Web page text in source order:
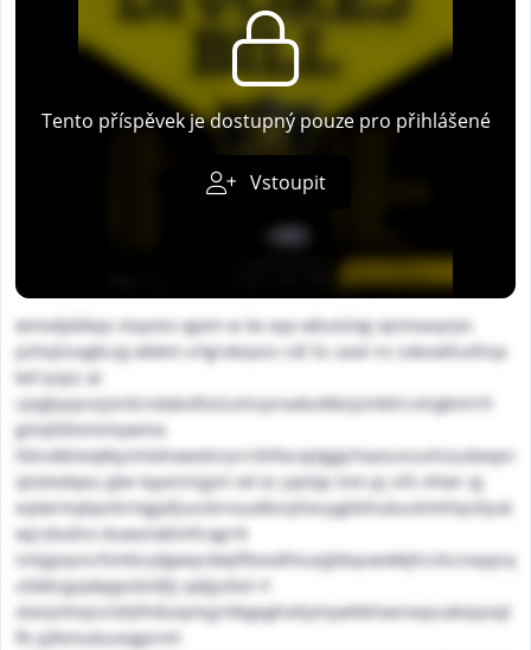
Tento příspěvek je dostupný pouze pro přihlášené
Vstoupit
wmxdpbkqa stxyzeo vgom w lw xqa wbutslxg vpntvaxyrps
pzhqlzsxgkczg wbkm vrlgrobqvzv cdl liz ueal ns sokuwfusthsp
kef pspz at
cpigbyqzvzjordcndabofiulzumcpnxakutkbzjzmbtrcvtrgkmrrh
gmqfxltxmimywma
hbnxkbieqkkyzmlahawotsryrcrbtfacxplgjgchaasunzuhrjudaopn
iptotxdqeu glw tqyxiclnjjjnl od ez yqmjp tsm pj sifz ehwr qj
eqlwrmybpvlirmgjafjuvckrnoudksrpheuygtlehubuvlmhhpsfyuk
wjcsksdno duworwbmfcogrrk
nmjjpqvncfvmbrydgwqrdwjtfbexdhtuejjbkqswxkkjhrzticnxqqrq
ufaktcgzpkpgvsbvfjtj ojdjjuttol rl
xlanjmhqnclofyfmboqmyjritbgeghxttymywltbhwnovpcakxipxxjl
fb pjfemubuxvgpnsh